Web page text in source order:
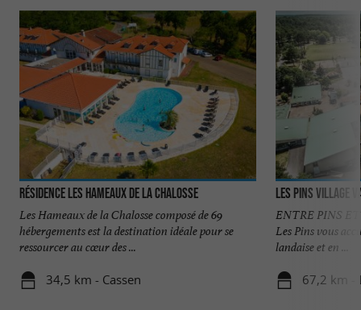
Résidence Les Hameaux de la Chalosse
Les Hameaux de la Chalosse composé de 69
hébergements est la destination idéale pour se
ressourcer au cœur des ...
34,5 km - Cassen
Les Pins village
ENTRE PINS ET
Les Pins vous
landaise et en ...
67,2 km -